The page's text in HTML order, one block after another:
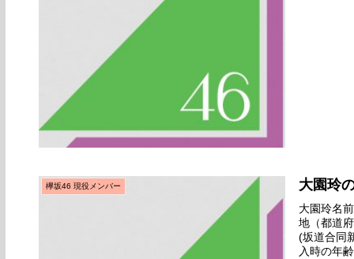
欅坂46 現役メンバー 大園玲
大園玲名
地（都道
(坂道合同
入時の年